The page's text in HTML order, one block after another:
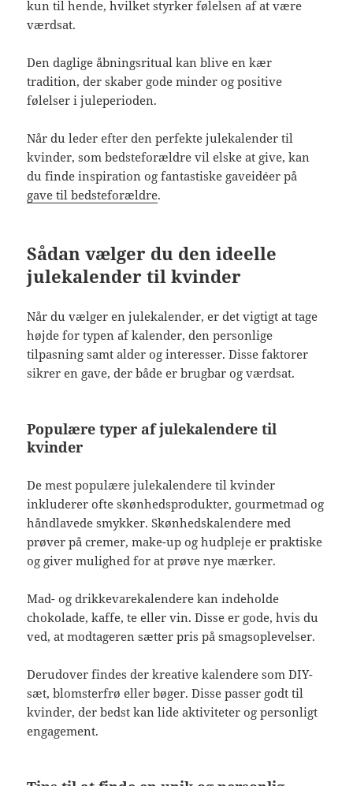
kun til hende, hvilket styrker følelsen af at være
værdsat.
Den daglige åbningsritual kan blive en kær
tradition, der skaber gode minder og positive
følelser i juleperioden.
Når du leder efter den perfekte julekalender til
kvinder, som bedsteforældre vil elske at give, kan
du finde inspiration og fantastiske gaveidéer på
gave til bedsteforældre.
Sådan vælger du den ideelle
julekalender til kvinder
Når du vælger en julekalender, er det vigtigt at tage
højde for typen af kalender, den personlige
tilpasning samt alder og interesser. Disse faktorer
sikrer en gave, der både er brugbar og værdsat.
Populære typer af julekalendere til
kvinder
De mest populære julekalendere til kvinder
inkluderer ofte skønhedsprodukter, gourmetmad og
håndlavede smykker. Skønhedskalendere med
prøver på cremer, make-up og hudpleje er praktiske
og giver mulighed for at prøve nye mærker.
Mad- og drikkevarekalendere kan indeholde
chokolade, kaffe, te eller vin. Disse er gode, hvis du
ved, at modtageren sætter pris på smagsoplevelser.
Derudover findes der kreative kalendere som DIY-
sæt, blomsterfrø eller bøger. Disse passer godt til
kvinder, der bedst kan lide aktiviteter og personligt
engagement.